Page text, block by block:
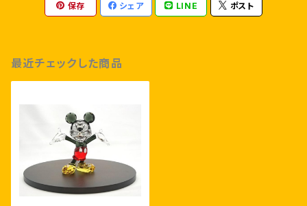
保存 シェア LINE ポスト
最近チェックした商品